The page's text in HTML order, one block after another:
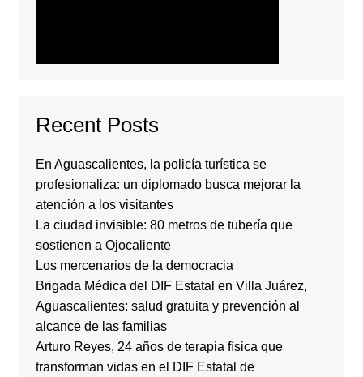
Recent Posts
En Aguascalientes, la policía turística se
profesionaliza: un diplomado busca mejorar la
atención a los visitantes
La ciudad invisible: 80 metros de tubería que
sostienen a Ojocaliente
Los mercenarios de la democracia
Brigada Médica del DIF Estatal en Villa Juárez,
Aguascalientes: salud gratuita y prevención al
alcance de las familias
Arturo Reyes, 24 años de terapia física que
transforman vidas en el DIF Estatal de